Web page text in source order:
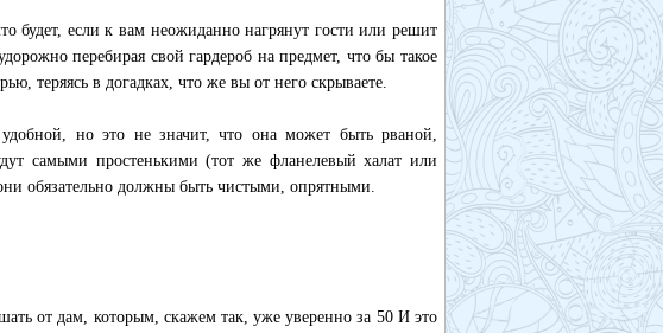
будет, если к вам неожиданно нагрянут гости или решит
перебирая свой гардероб на предмет, что бы такое
теряясь в догадках, что же вы от него скрываете.
но это не значит, что она может быть рваной,
самыми простенькими (тот же фланелевый халат или
обязательно должны быть чистыми, опрятными.
от дам, которым, скажем так, уже уверенно за 50 И это